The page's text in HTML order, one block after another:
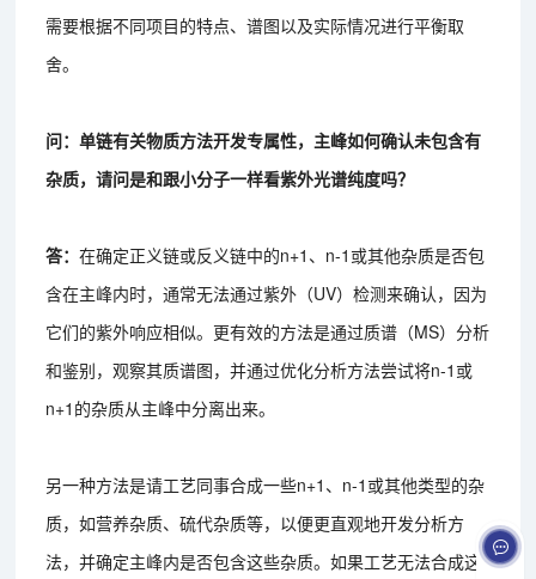
需要根据不同项目的特点、谱图以及实际情况进行平衡取
舍。
问：单链有关物质方法开发专属性，主峰如何确认未包含有
杂质，请问是和跟小分子一样看紫外光谱纯度吗？
答：在确定正义链或反义链中的n+1、n-1或其他杂质是否包
含在主峰内时，通常无法通过紫外（UV）检测来确认，因为
它们的紫外响应相似。更有效的方法是通过质谱（MS）分析
和鉴别，观察其质谱图，并通过优化分析方法尝试将n-1或
n+1的杂质从主峰中分离出来。
另一种方法是请工艺同事合成一些n+1、n-1或其他类型的杂
质，如营养杂质、硫代杂质等，以便更直观地开发分析方
法，并确定主峰内是否包含这些杂质。如果工艺无法合成这